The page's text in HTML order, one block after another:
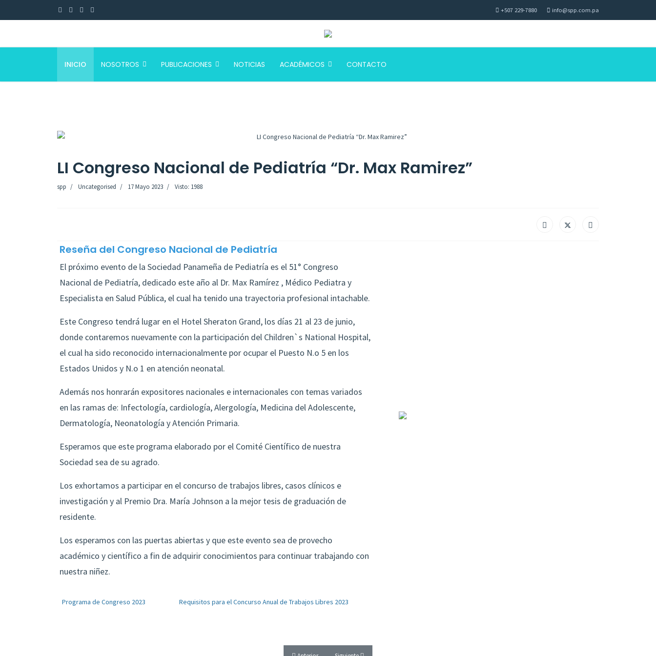
+507 229-7880 info@spp.com.pa
INICIO NOSOTROS PUBLICACIONES NOTICIAS ACADÉMICOS CONTACTO
LI Congreso Nacional de Pediatría “Dr. Max Ramirez”
spp Uncategorised 17 Mayo 2023 Visto: 1988
Reseña del Congreso Nacional de Pediatría
El próximo evento de la Sociedad Panameña de Pediatría es el 51° Congreso
Nacional de Pediatría, dedicado este año al Dr. Max Ramírez , Médico Pediatra y
Especialista en Salud Pública, el cual ha tenido una trayectoria profesional intachable.
Este Congreso tendrá lugar en el Hotel Sheraton Grand, los días 21 al 23 de junio,
donde contaremos nuevamente con la participación del Children`s National Hospital,
el cual ha sido reconocido internacionalmente por ocupar el Puesto N.o 5 en los
Estados Unidos y N.o 1 en atención neonatal.
Además nos honrarán expositores nacionales e internacionales con temas variados
en las ramas de: Infectología, cardiología, Alergología, Medicina del Adolescente,
Dermatología, Neonatología y Atención Primaria.
Esperamos que este programa elaborado por el Comité Científico de nuestra
Sociedad sea de su agrado.
Los exhortamos a participar en el concurso de trabajos libres, casos clínicos e
investigación y al Premio Dra. María Johnson a la mejor tesis de graduación de
residente.
Los esperamos con las puertas abiertas y que este evento sea de provecho
académico y científico a fin de adquirir conocimientos para continuar trabajando con
nuestra niñez.
Programa de Congreso 2023 Requisitos para el Concurso Anual de Trabajos Libres 2023